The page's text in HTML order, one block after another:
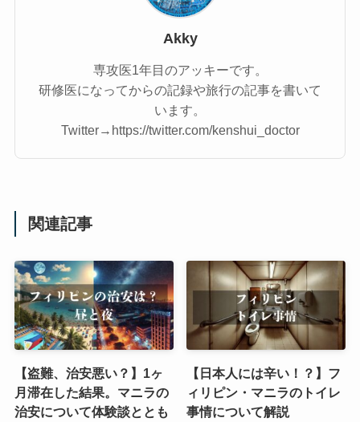
Akky
専攻医1年目のアッキーです。
研修医になってからの記録や旅行の記事を書いて
います。
Twitter→https://twitter.com/kenshui_doctor
関連記事
【盗難、治安悪い？】1ヶ
月滞在した結果。マニラの
治安について体験談ととも
【日本人には辛い！？】フ
ィリピン・マニラのトイレ
事情について解説